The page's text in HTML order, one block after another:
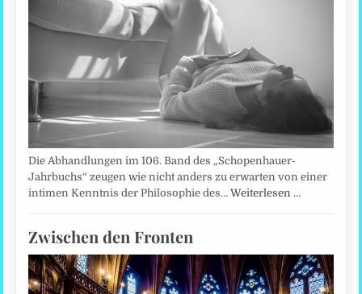
Die Abhandlungen im 106. Band des „Schopenhauer-
Jahrbuchs“ zeugen wie nicht anders zu erwarten von einer
intimen Kenntnis der Philosophie des…Weiterlesen …
Zwischen den Fronten